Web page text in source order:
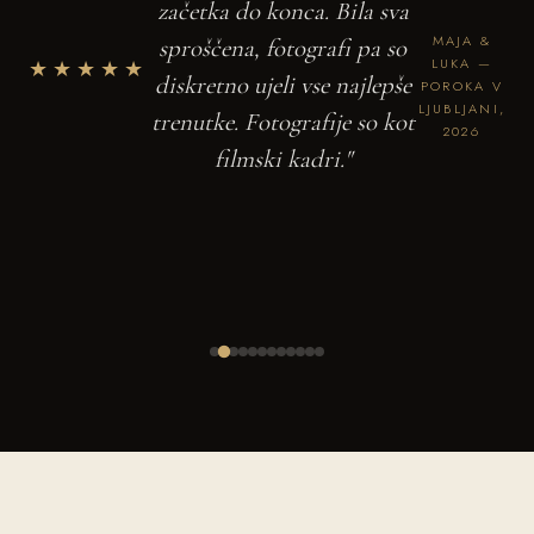
★★★★★
začetka do konca. Bila sva
sproščena, fotografi pa so
diskretno ujeli vse najlepše
trenutke. Fotografije so kot
filmski kadri."
MAJA &
LUKA —
POROKA V
LJUBLJANI,
2026